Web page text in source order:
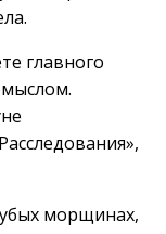
главного
морщинах,